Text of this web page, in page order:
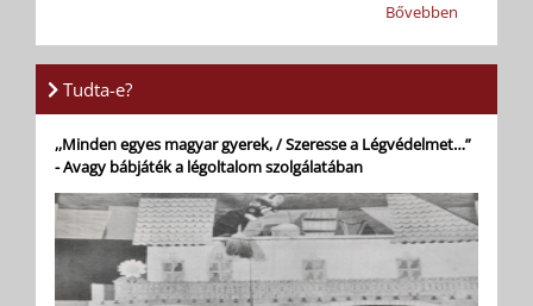
Bővebben
Tudta-e?
,,Minden egyes magyar gyerek, / Szeresse a Légvédelmet…”
- Avagy bábjáték a légoltalom szolgálatában